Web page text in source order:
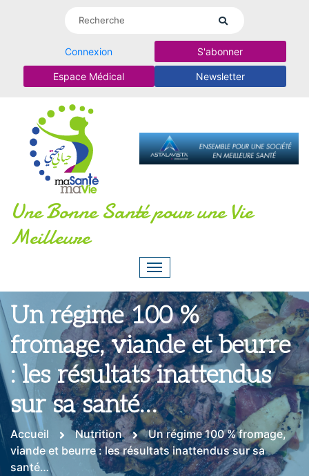
Connexion S'abonner
Espace Médical Newsletter
Une Bonne Santé pour une Vie
Meilleure
Un régime 100 %
fromage, viande et beurre
: les résultats inattendus
sur sa santé…
Accueil Nutrition
Un régime 100 % fromage,
viande et beurre : les résultats inattendus sur sa
santé…